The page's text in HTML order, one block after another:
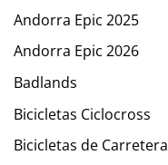
Andorra Epic 2025
Andorra Epic 2026
Badlands
Bicicletas Ciclocross
Bicicletas de Carretera